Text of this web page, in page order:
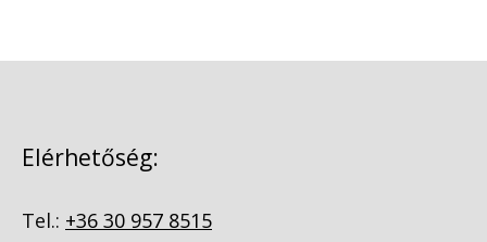
Elérhetőség:
Tel.: +36 30 957 8515